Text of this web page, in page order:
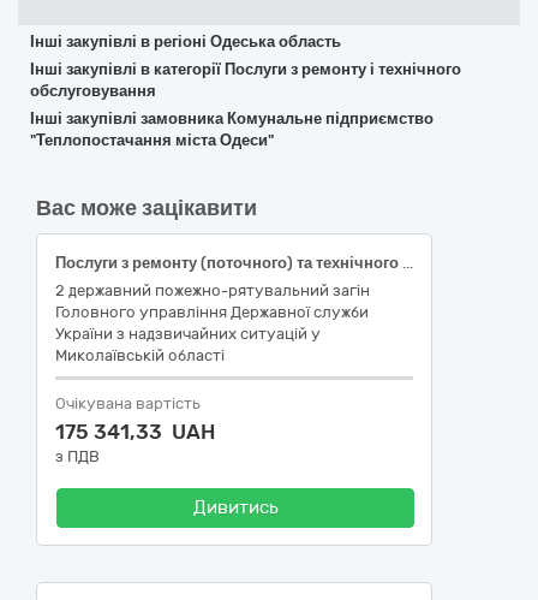
Інші закупівлі в регіоні Одеська область
Інші закупівлі в категорії Послуги з ремонту і технічного
обслуговування
Інші закупівлі замовника Комунальне підприємство
"Теплопостачання міста Одеси"
Вас може зацікавити
Послуги з ремонту (поточного) та технічного обслуговування генератора Alimar 75
2 державний пожежно-рятувальний загін
Головного управління Державної служби
України з надзвичайних ситуацій у
Миколаївській області
Очікувана вартість
175 341,33 UAH
з ПДВ
Дивитись